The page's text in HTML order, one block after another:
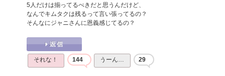
5人だけは揃ってるべきだと思うんだけど、
なんでキムタクは残るって言い張ってるの？
そんなにジャニさんに恩義感じてるの？
それな！ 144 うーん… 29